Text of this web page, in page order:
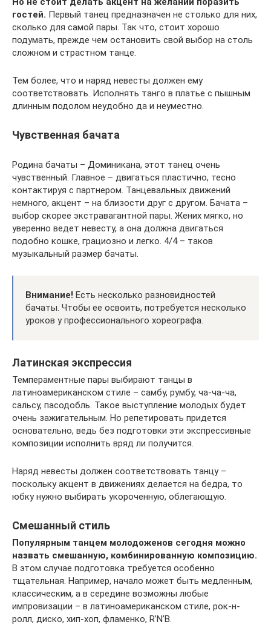
гостей. Первый танец предназначен не столько для них,
сколько для самой пары. Так что, стоит хорошо
подумать, прежде чем остановить свой выбор на столь
сложном и страстном танце.
Тем более, что и наряд невесты должен ему
соответствовать. Исполнять танго в платье с пышным
длинным подолом неудобно да и неуместно.
Чувственная бачата
Родина бачаты – Доминикана, этот танец очень
чувственный. Главное – двигаться пластично, тесно
контактируя с партнером. Танцевальных движений
немного, акцент – на близости друг с другом. Бачата –
выбор скорее экстравагантной пары. Жених мягко, но
уверенно ведет невесту, а она должна двигаться
подобно кошке, грациозно и легко. 4/4 – таков
музыкальный размер бачаты.
Внимание! Есть несколько разновидностей
бачаты. Чтобы ее освоить, потребуется несколько
уроков у профессионального хореографа.
Латинская экспрессия
Темпераментные пары выбирают танцы в
латиноамериканском стиле – самбу, румбу, ча-ча-ча,
сальсу, пасодобль. Такое выступление молодых будет
очень зажигательным. Но репетировать придется
основательно, ведь без подготовки эти экспрессивные
композиции исполнить вряд ли получится.
Наряд невесты должен соответствовать танцу –
поскольку акцент в движениях делается на бедра, то
юбку нужно выбирать укороченную, облегающую.
Смешанный стиль
Популярным танцем молодоженов сегодня можно
назвать смешанную, комбинированную композицию.
В этом случае подготовка требуется особенно
тщательная. Например, начало может быть медленным,
классическим, а в середине возможны любые
импровизации – в латиноамериканском стиле, рок-н-
ролл, диско, хип-хоп, фламенко, R’N’B.